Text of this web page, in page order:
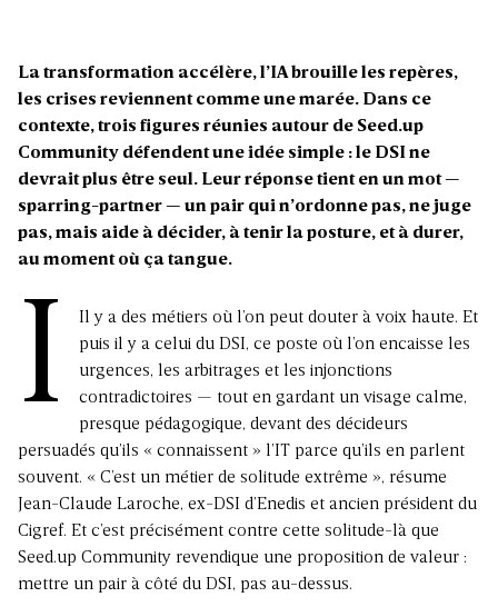
La transformation accélère, l’IA brouille les repères,
les crises reviennent comme une marée. Dans ce
contexte, trois figures réunies autour de Seed.up
Community défendent une idée simple : le DSI ne
devrait plus être seul. Leur réponse tient en un mot —
sparring-partner — un pair qui n’ordonne pas, ne juge
pas, mais aide à décider, à tenir la posture, et à durer,
au moment où ça tangue.
I
Il y a des métiers où l’on peut douter à voix haute. Et
puis il y a celui du DSI, ce poste où l’on encaisse les
urgences, les arbitrages et les injonctions
contradictoires — tout en gardant un visage calme,
presque pédagogique, devant des décideurs
persuadés qu’ils « connaissent » l’IT parce qu’ils en parlent
souvent. « C’est un métier de solitude extrême », résume
Jean-Claude Laroche, ex-DSI d’Enedis et ancien président du
Cigref. Et c’est précisément contre cette solitude-là que
Seed.up Community revendique une proposition de valeur :
mettre un pair à côté du DSI, pas au-dessus.